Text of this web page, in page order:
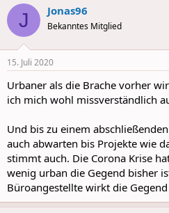
c
i
s
J Jonas96
Bekanntes Mitglied
15. Juli 2020
Urbaner als die Brache vorher
ich mich wohl missverständlich
Und bis zu einem
auch abwarten bis Projekte wie
stimmt auch. Die Corona Krise
wenig urban die Gegend bisher
Büroangestellte wirkt die